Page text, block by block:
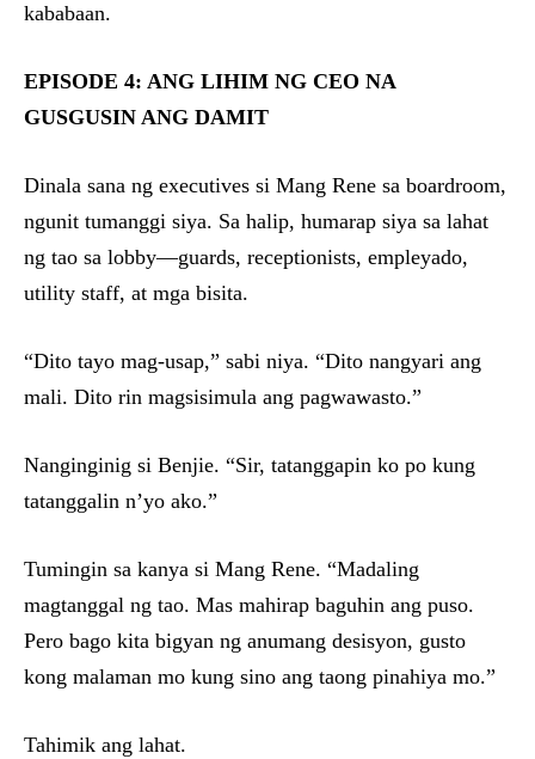
kababaan.
EPISODE 4: ANG LIHIM NG CEO NA
GUSGUSIN ANG DAMIT
Dinala sana ng executives si Mang Rene sa boardroom,
ngunit tumanggi siya. Sa halip, humarap siya sa lahat
ng tao sa lobby—guards, receptionists, empleyado,
utility staff, at mga bisita.
“Dito tayo mag-usap,” sabi niya. “Dito nangyari ang
mali. Dito rin magsisimula ang pagwawasto.”
Nanginginig si Benjie. “Sir, tatanggapin ko po kung
tatanggalin n’yo ako.”
Tumingin sa kanya si Mang Rene. “Madaling
magtanggal ng tao. Mas mahirap baguhin ang puso.
Pero bago kita bigyan ng anumang desisyon, gusto
kong malaman mo kung sino ang taong pinahiya mo.”
Tahimik ang lahat.